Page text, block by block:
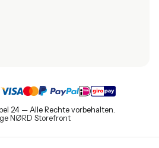
24 — Alle Rechte vorbehalten.
NØRD Storefront